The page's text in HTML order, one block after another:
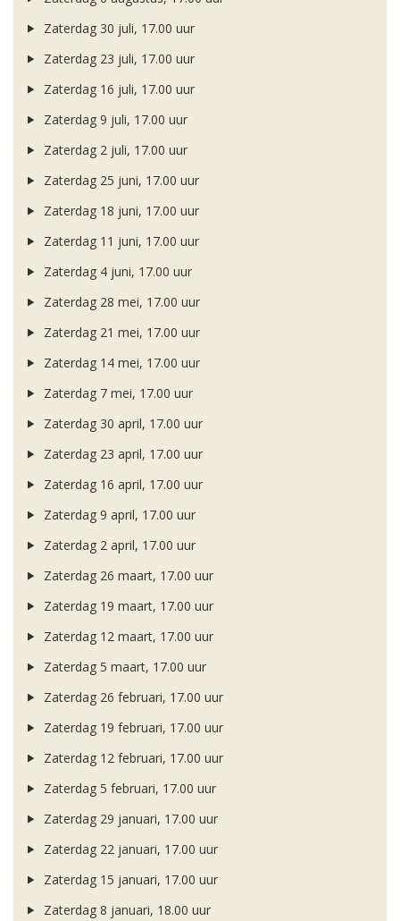
Zaterdag 30 juli, 17.00 uur
Zaterdag 23 juli, 17.00 uur
Zaterdag 16 juli, 17.00 uur
Zaterdag 9 juli, 17.00 uur
Zaterdag 2 juli, 17.00 uur
Zaterdag 25 juni, 17.00 uur
Zaterdag 18 juni, 17.00 uur
Zaterdag 11 juni, 17.00 uur
Zaterdag 4 juni, 17.00 uur
Zaterdag 28 mei, 17.00 uur
Zaterdag 21 mei, 17.00 uur
Zaterdag 14 mei, 17.00 uur
Zaterdag 7 mei, 17.00 uur
Zaterdag 30 april, 17.00 uur
Zaterdag 23 april, 17.00 uur
Zaterdag 16 april, 17.00 uur
Zaterdag 9 april, 17.00 uur
Zaterdag 2 april, 17.00 uur
Zaterdag 26 maart, 17.00 uur
Zaterdag 19 maart, 17.00 uur
Zaterdag 12 maart, 17.00 uur
Zaterdag 5 maart, 17.00 uur
Zaterdag 26 februari, 17.00 uur
Zaterdag 19 februari, 17.00 uur
Zaterdag 12 februari, 17.00 uur
Zaterdag 5 februari, 17.00 uur
Zaterdag 29 januari, 17.00 uur
Zaterdag 22 januari, 17.00 uur
Zaterdag 15 januari, 17.00 uur
Zaterdag 8 januari, 18.00 uur